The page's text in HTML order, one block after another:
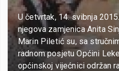
U četvrtak, 14. svibnja
njegova zamjenica Anita
Marin Piletić su, sa
radnom posjetu Općini
općinskoj vijećnici održan